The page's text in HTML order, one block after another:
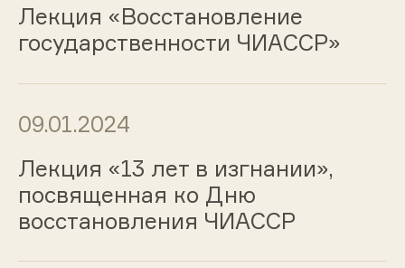
Лекция «Восстановление
государственности ЧИАССР»
09.01.2024
Лекция «13 лет в изгнании»,
посвященная ко Дню
восстановления ЧИАССР